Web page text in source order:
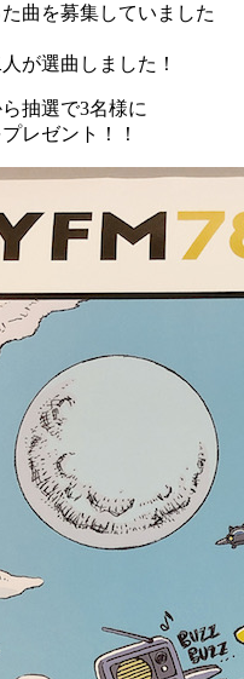
曲を募集していました
が選曲しました！
抽選で3名様に
レゼント！！